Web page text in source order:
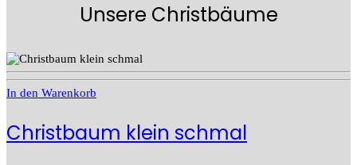
Unsere Christbäume
In den Warenkorb
Christbaum klein schmal